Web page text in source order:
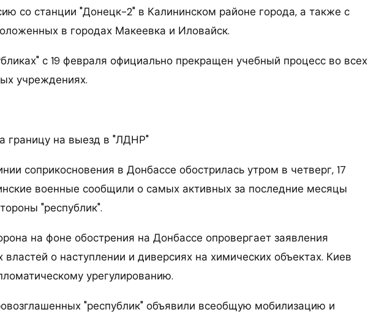
со станции "Донецк-2" в Калининском районе города, а также с
в городах Макеевка и Иловайск.
с 19 февраля официально прекращен учебный процесс во всех
учреждениях.
границу на выезд в "ЛДНР"
соприкосновения в Донбассе обострилась утром в четверг, 17
военные сообщили о самых активных за последние месяцы
"республик".
на фоне обострения на Донбассе опровергает заявления
властей о наступлении и диверсиях на химических объектах. Киев
урегулированию.
"республик" объявили всеобщую мобилизацию и